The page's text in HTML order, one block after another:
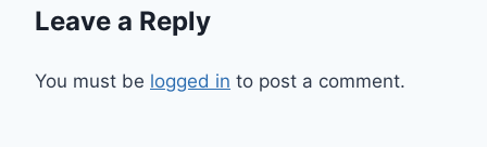
Leave a Reply
You must be logged in to post a comment.